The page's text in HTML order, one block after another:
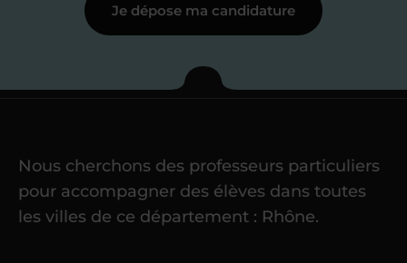
Étape 3
Je commence mes
Une fois ma candidature validée,mon
référent me confie mes premiers
élèves dans un délai de 6 jours
Je dépose ma candidature
Nous cherchons des professeurs particuliers
pour accompagner des élèves dans toutes
les villes de ce département : Rhône.